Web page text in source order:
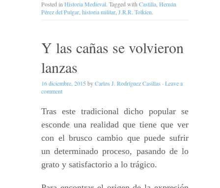
Posted in Historia Medieval. Tagged with Castilla Hernán
Pérez del Pulgar historia militar J.R.R. Tolkien.
Y las cañas se volvieron
lanzas
16 diciembre, 2015 byCarlos J. Rodríguez Casillas · Leave a
comment
Tras este tradicional dicho popular se
esconde una realidad que tiene que ver
con el brusco cambio que puede sufrir
un determinado proceso, pasando de lo
grato y satisfactorio a lo trágico.